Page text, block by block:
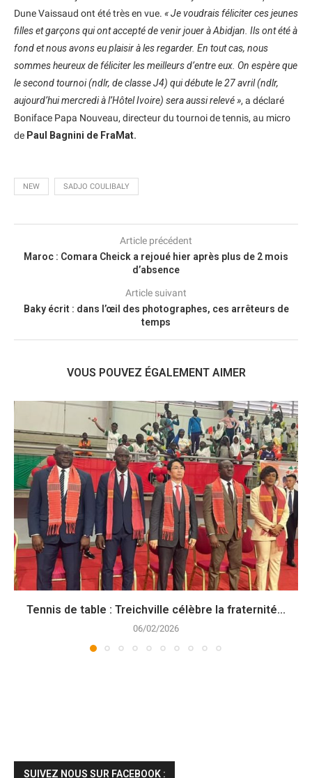
Dune Vaissaud ont été très en vue. « Je voudrais féliciter ces jeunes
filles et garçons qui ont accepté de venir jouer à Abidjan. Ils ont été à
fond et nous avons eu plaisir à les regarder. En tout cas, nous
sommes heureux de féliciter les meilleurs d’entre eux. On espère que
le second tournoi (ndlr, de classe J4) qui débute le 27 avril (ndlr,
aujourd’hui mercredi à l’Hôtel Ivoire) sera aussi relevé », a déclaré
Boniface Papa Nouveau, directeur du tournoi de tennis, au micro
de Paul Bagnini de FraMat.
NEW SADJO COULIBALY
Article précédent
Maroc : Comara Cheick a rejoué hier après plus de 2 mois
d’absence
Article suivant
Baky écrit : dans l’œil des photographes, ces arrêteurs de
temps
VOUS POUVEZ ÉGALEMENT AIMER
Tennis de table : Treichville célèbre la fraternité...
06/02/2026
SUIVEZ NOUS SUR FACEBOOK :